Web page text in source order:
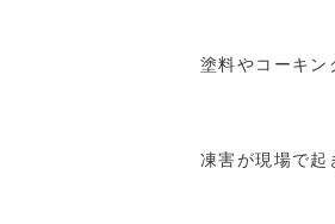
塗料やコーキン
凍害が現場で起